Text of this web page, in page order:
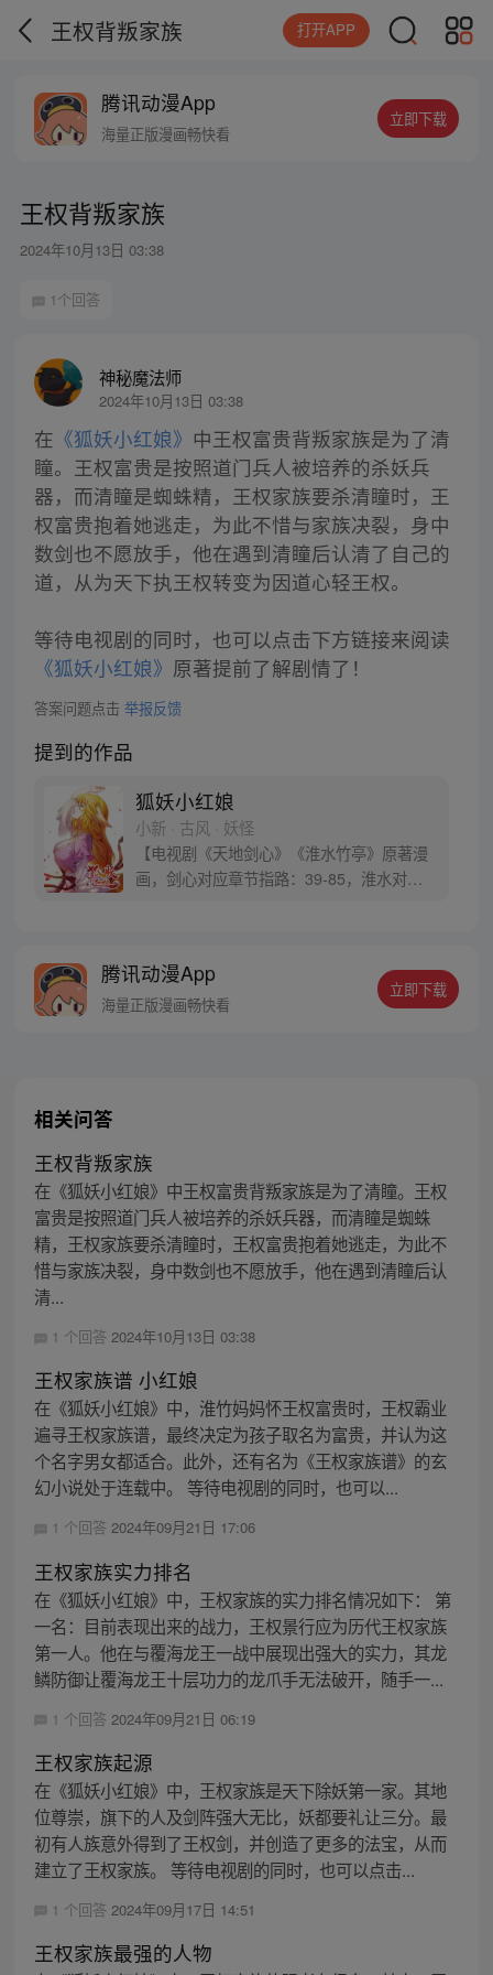
王权背叛家族 打开APP
腾讯动漫App
海量正版漫画畅快看
立即下载
王权背叛家族
2024年10月13日 03:38
1个回答
神秘魔法师
2024年10月13日 03:38
在 《狐妖小红娘》 中王权富贵背叛家族是为了清
瞳。王权富贵是按照道门兵人被培养的杀妖兵
器，而清瞳是蜘蛛精，王权家族要杀清瞳时，王
权富贵抱着她逃走，为此不惜与家族决裂，身中
数剑也不愿放手，他在遇到清瞳后认清了自己的
道，从为天下执王权转变为因道心轻王权。
等待电视剧的同时，也可以点击下方链接来阅读
《狐妖小红娘》 原著提前了解剧情了！
答案问题点击 举报反馈
提到的作品
狐妖小红娘
小新 · 古风 · 妖怪
【电视剧《天地剑心》《淮水竹亭》原著漫
画，剑心对应章节指路：39-85，淮水对应
腾讯动漫App
海量正版漫画畅快看
立即下载
相关问答
王权背叛家族
在《狐妖小红娘》中王权富贵背叛家族是为了清瞳。王权
富贵是按照道门兵人被培养的杀妖兵器，而清瞳是蜘蛛
精，王权家族要杀清瞳时，王权富贵抱着她逃走，为此不
惜与家族决裂，身中数剑也不愿放手，他在遇到清瞳后认
清...
1 个回答 2024年10月13日 03:38
王权家族谱 小红娘
在《狐妖小红娘》中，淮竹妈妈怀王权富贵时，王权霸业
遍寻王权家族谱，最终决定为孩子取名为富贵，并认为这
个名字男女都适合。此外，还有名为《王权家族谱》的玄
幻小说处于连载中。 等待电视剧的同时，也可以...
1 个回答 2024年09月21日 17:06
王权家族实力排名
在《狐妖小红娘》中，王权家族的实力排名情况如下： 第
一名：目前表现出来的战力，王权景行应为历代王权家族
第一人。他在与覆海龙王一战中展现出强大的实力，其龙
鳞防御让覆海龙王十层功力的龙爪手无法破开，随手一...
1 个回答 2024年09月21日 06:19
王权家族起源
在《狐妖小红娘》中，王权家族是天下除妖第一家。其地
位尊崇，旗下的人及剑阵强大无比，妖都要礼让三分。最
初有人族意外得到了王权剑，并创造了更多的法宝，从而
建立了王权家族。 等待电视剧的同时，也可以点击...
1 个回答 2024年09月17日 14:51
王权家族最强的人物